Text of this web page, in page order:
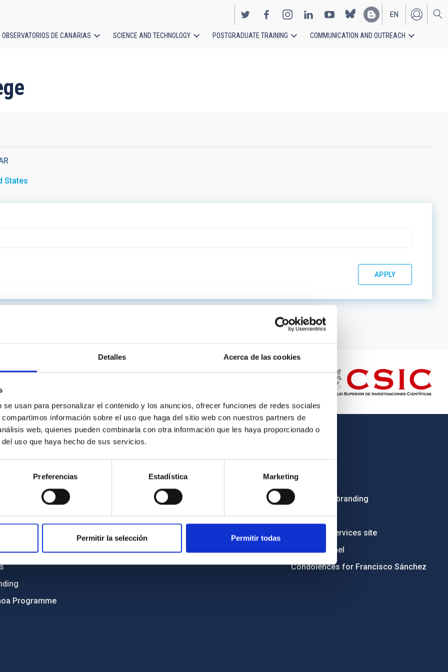
Detalles Acerca de las cookies
usan para personalizar el contenido y los anuncios, ofrecer funciones de redes sociales
información sobre el uso que haga del sitio web con nuestros partners de
web, quienes pueden combinarla con otra información que les haya proporcionado o
uso que haya hecho de sus servicios.
Preferencias Estadística Marketing
Permitir la selección Permitir todas
EN
ES
OBSERVATORIOS DE CANARIAS SCIENCE AND TECHNOLOGY POSTGRADUATE TRAINING COMMUNICATION AND OUTREACH
States
and anti-fraud policy
and diversity
Programme
IAC PORTAL
Privacy policy
Legal notice
Cookies policy
Accessibility
Tenders
Institutional branding
RSS
Electronic services site
Ethics channel
Condolences for Francisco Sánchez